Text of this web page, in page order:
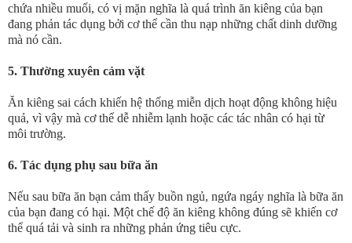
chứa nhiều muối, có vị mặn nghĩa là quá trình ăn kiêng của bạn
đang phản tác dụng bởi cơ thể cần thu nạp những chất dinh dưỡng
mà nó cần.
5. Thường xuyên cảm vặt
Ăn kiêng sai cách khiến hệ thống miễn dịch hoạt động không hiệu
quả, vì vậy mà cơ thể dễ nhiễm lạnh hoặc các tác nhân có hại từ
môi trường.
6. Tác dụng phụ sau bữa ăn
Nếu sau bữa ăn bạn cảm thấy buồn ngủ, ngứa ngáy nghĩa là bữa ăn
của bạn đang có hại. Một chế độ ăn kiêng không đúng sẽ khiến cơ
thể quá tải và sinh ra những phản ứng tiêu cực.